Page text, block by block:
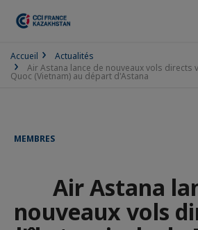
Accueil
Actualités
Air Astana lance de nouveaux vols directs
Quoc (Vietnam) au départ d'Astana
MEMBRES
Air Astana
nouveaux vols